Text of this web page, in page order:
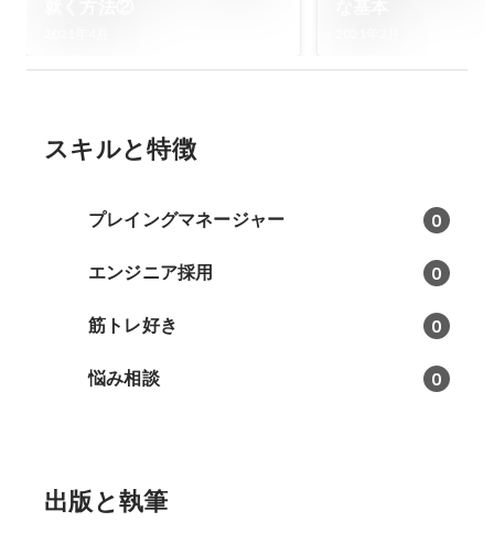
スキルと特徴
プレイングマネージャー 0
エンジニア採用 0
筋トレ好き 0
悩み相談 0
出版と執筆